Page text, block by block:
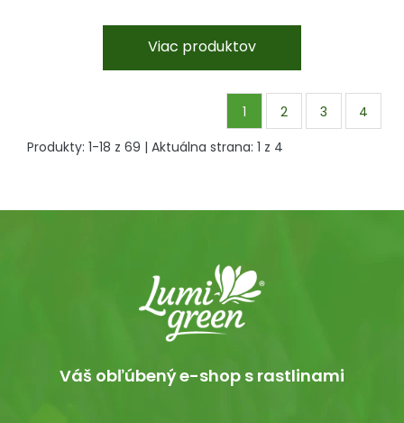
Viac produktov
1 2 3
4
Produkty: 1-18 z 69 | Aktuálna strana: 1 z 4
Váš obľúbený e-shop s rastlinami